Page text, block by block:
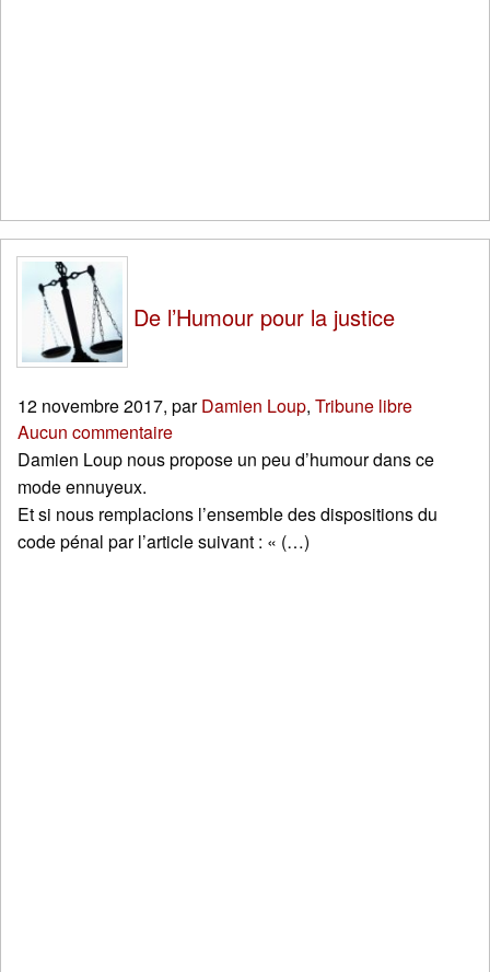
De l’Humour pour la justice
12 novembre 2017, parDamien Loup, Tribune libre
Aucun commentaire
Damien Loup nous propose un peu d’humour dans ce
mode ennuyeux.
Et si nous remplacions l’ensemble des dispositions du
code pénal par l’article suivant : « (…)